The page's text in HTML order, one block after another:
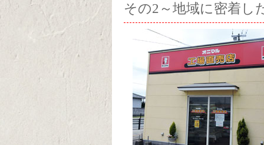
その2～地域に密着し